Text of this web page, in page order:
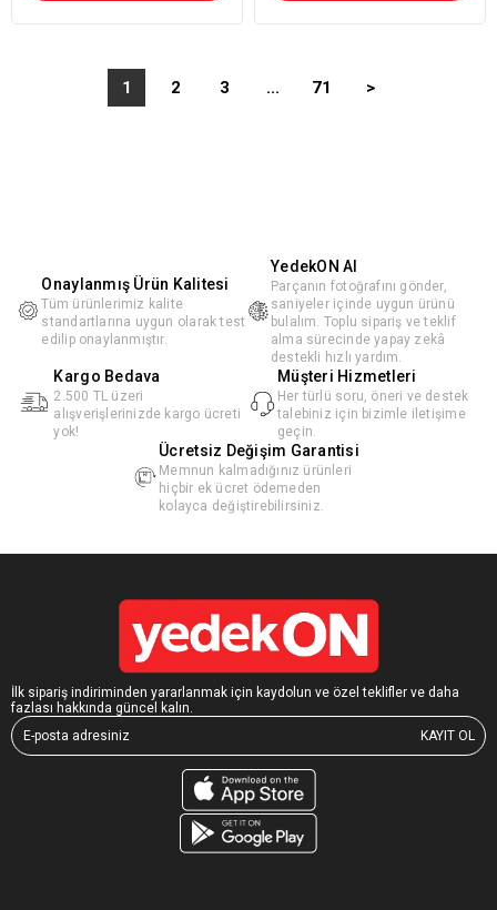
1 2 3 ... 71 >
Onaylanmış Ürün Kalitesi
Tüm ürünlerimiz kalite
standartlarına uygun olarak test
edilip onaylanmıştır.
YedekON AI
Parçanın fotoğrafını gönder,
saniyeler içinde uygun ürünü
bulalım. Toplu sipariş ve teklif
alma sürecinde yapay zekâ
destekli hızlı yardım.
Kargo Bedava
2.500 TL üzeri
alışverişlerinizde kargo ücreti
yok!
Müşteri Hizmetleri
Her türlü soru, öneri ve destek
talebiniz için bizimle iletişime
geçin.
Ücretsiz Değişim Garantisi
Memnun kalmadığınız ürünleri
hiçbir ek ücret ödemeden
kolayca değiştirebilirsiniz.
İlk sipariş indiriminden yararlanmak için kaydolun ve özel teklifler ve daha
fazlası hakkında güncel kalın.
KAYIT OL